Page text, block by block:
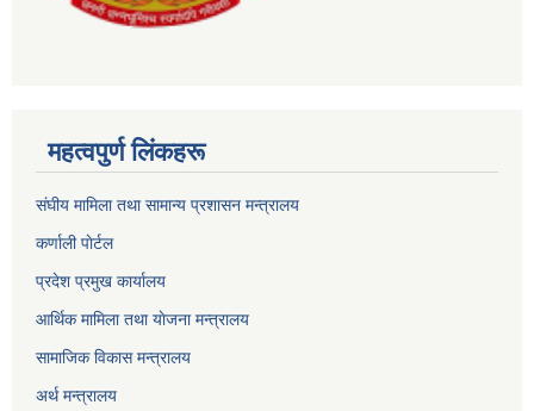
महत्वपुर्ण लिंकहरू
संघीय मामिला तथा सामान्य प्रशासन मन्त्रालय
कर्णाली पाेर्टल
प्रदेश प्रमुख कार्यालय
आर्थिक मामिला तथा याेजना मन्त्रालय
सामाजिक विकास मन्त्रालय
अर्थ मन्त्रालय